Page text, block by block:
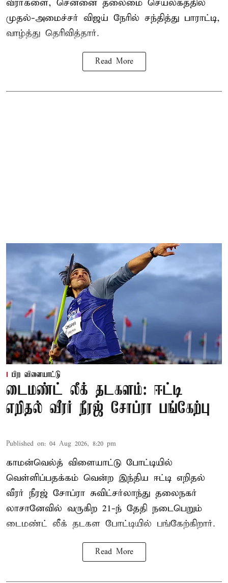
வீரர்களை, சென்னை தலைமை செயலகத்தில்
முதல்-அமைச்சர் விஜய் நேரில் சந்தித்து பாராட்டி,
வாழ்த்து தெரிவித்தார்.
Read More
பிற விளையாட்டு
டைமண்ட் லீக் தடகளம்: ஈட்டி
எறிதல் வீரர் நீரஜ் சோப்ரா பங்கேற்பு
Published on: 04 Aug 2026, 8:20 pm
காமன்வெல்த் விளையாட்டு போட்டியில்
வெள்ளிப்பதக்கம் வென்ற இந்திய ஈட்டி எறிதல்
வீரர் நீரஜ் சோப்ரா சுவிட்சர்லாந்து தலைநகர்
லாசானேவில் வருகிற 21-ந் தேதி நடைபெறும்
டைமண்ட் லீக் தடகள போட்டியில் பங்கேற்கிறார்.
Read More